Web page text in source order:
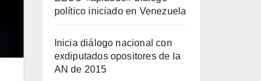
político iniciado en Venezuela
Inicia diálogo nacional con
exdiputados opositores de la
AN de 2015